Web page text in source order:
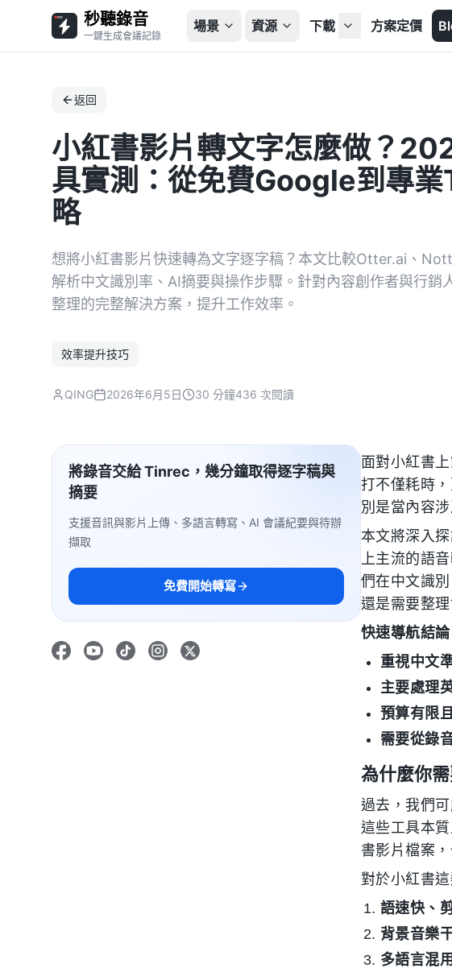
秒聽錄音
一鍵生成會議記錄
場景 資源 下載 方案定價
返回
小紅書影片轉文字怎麼做？
具實測：從免費Google到專
略
想將小紅書影片快速轉為文字逐字稿？本文比較Otter.ai、
解析中文識別率、AI摘要與操作步驟。針對內容創作者與行銷
整理的完整解決方案，提升工作效率。
效率提升技巧
QING 2026年6月5日 30 分鐘436 次閱讀
將錄音交給 Tinrec，幾分鐘取得逐字稿與
摘要
支援音訊與影片上傳、多語言轉寫、AI 會議紀要與待辦
擷取
免費開始轉寫
面對小紅書
打不僅耗時
別是當內容
本文將深入
上主流的語
們在中文識
還是需要整
快速導航結論
重視中文
主要處理
預算有限
需要從錄
為什麼你
過去，我們
這些工具本
書影片檔案
對於小紅書
語速快、
背景音樂
多語言混用